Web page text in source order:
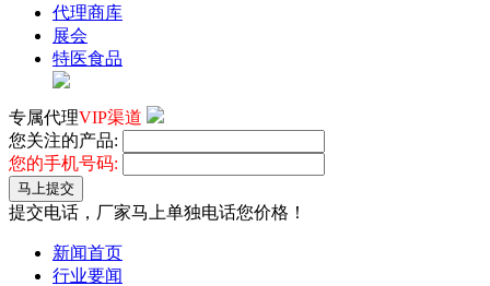
代理商库
展会
特医食品
专属代理VIP渠道
您关注的产品:
您的手机号码:
马上提交
提交电话，厂家马上单独电话您价格！
新闻首页
行业要闻